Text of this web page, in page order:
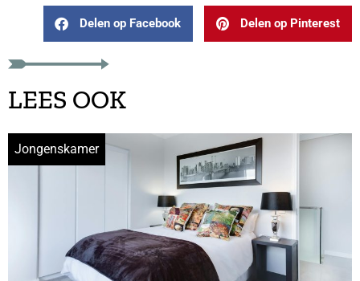
Delen op Facebook Delen op Pinterest
LEES OOK
Jongenskamer